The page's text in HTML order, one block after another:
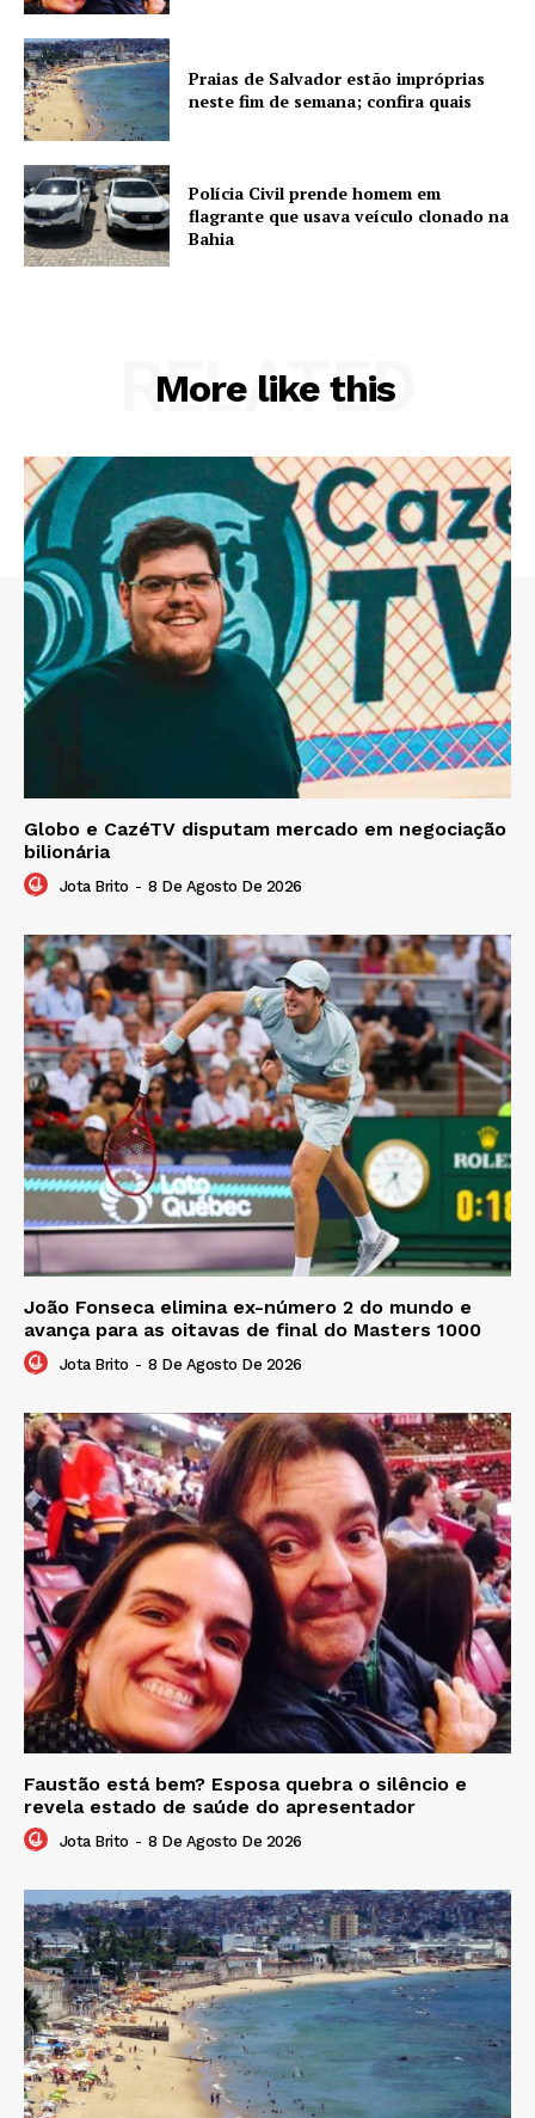
Praias de Salvador estão impróprias
neste fim de semana; confira quais
Polícia Civil prende homem em
flagrante que usava veículo clonado na
Bahia
More like this
RELATED
Globo e CazéTV disputam mercado em negociação
bilionária
Jota Brito - 8 De Agosto De 2026
João Fonseca elimina ex-número 2 do mundo e
avança para as oitavas de final do Masters 1000
Jota Brito - 8 De Agosto De 2026
Faustão está bem? Esposa quebra o silêncio e
revela estado de saúde do apresentador
Jota Brito - 8 De Agosto De 2026